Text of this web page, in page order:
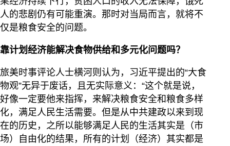
人的悲剧仍有可能重演。那时对当局而言，就将不
仅是粮食安全的问题。
靠计划经济能解决食物供给和多元化问题吗？
旅美时事评论人士横河则认为，习近平提出的“大食
物观”无异于废话，且无实际意义：“这个就是说，
好像一定要他来指挥，来解决粮食安全和粮食多样
化，满足人民生活需要。但是从中共建政以来到现
在的历史，之所以能够满足人民的生活其实是（市
场）自由化的结果，所有的计划（经济）其实都是